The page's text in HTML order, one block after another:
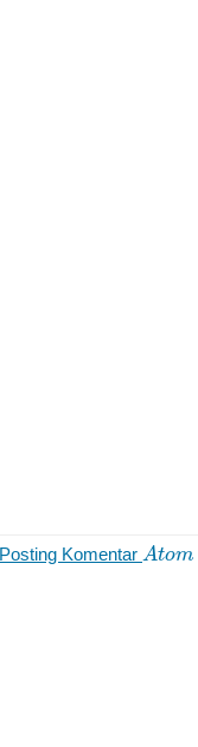
Posting Komentar Atom
A to